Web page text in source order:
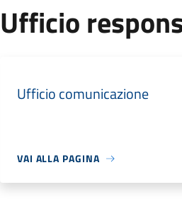
Ufficio
Ufficio comunicazione
VAI ALLA PAGINA